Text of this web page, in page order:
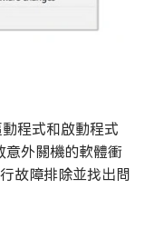
程式和啟動程式
意外關機的軟體衝
故障排除並找出問